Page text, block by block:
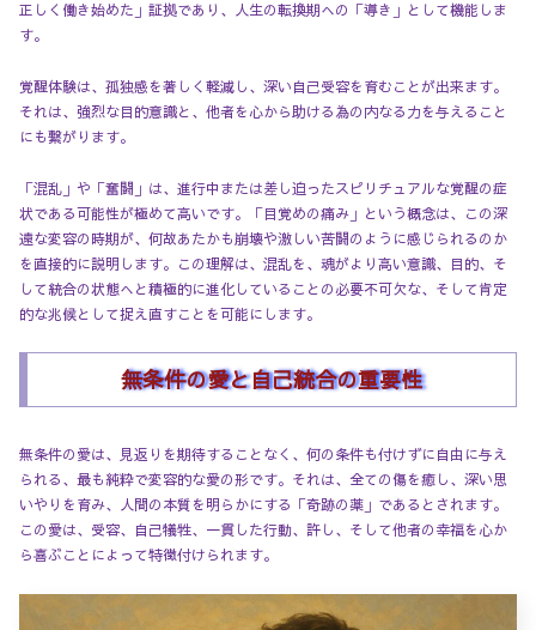
正しく働き始めた」証拠であり、人生の転換期への「導き」として機能しま
す。
覚醒体験は、孤独感を著しく軽減し、深い自己受容を育むことが出来ます。
それは、強烈な目的意識と、他者を心から助ける為の内なる力を与えること
にも繋がります。
「混乱」や「奮闘」は、進行中または差し迫ったスピリチュアルな覚醒の症
状である可能性が極めて高いです。「目覚めの痛み」という概念は、この深
遠な変容の時期が、何故あたかも崩壊や激しい苦闘のように感じられるのか
を直接的に説明します。この理解は、混乱を、魂がより高い意識、目的、そ
して統合の状態へと積極的に進化していることの必要不可欠な、そして肯定
的な兆候として捉え直すことを可能にします。
無条件の愛と自己統合の重要性
無条件の愛は、見返りを期待することなく、何の条件も付けずに自由に与え
られる、最も純粋で変容的な愛の形です。それは、全ての傷を癒し、深い思
いやりを育み、人間の本質を明らかにする「奇跡の薬」であるとされます。
この愛は、受容、自己犠牲、一貫した行動、許し、そして他者の幸福を心か
ら喜ぶことによって特徴付けられます。